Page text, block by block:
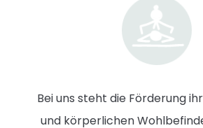
Bei uns steht die Förderung
und körperlichen